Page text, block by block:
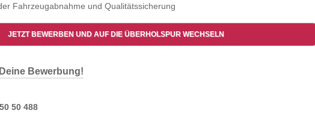
Fahrzeugabnahme und Qualitätssicherung
JETZT BEWERBEN UND AUF DIE ÜBERHOLSPUR WECHSELN
Bewerbung!
50 488